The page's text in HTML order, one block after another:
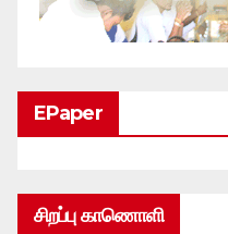
EPaper
சிறப்பு காணொளி